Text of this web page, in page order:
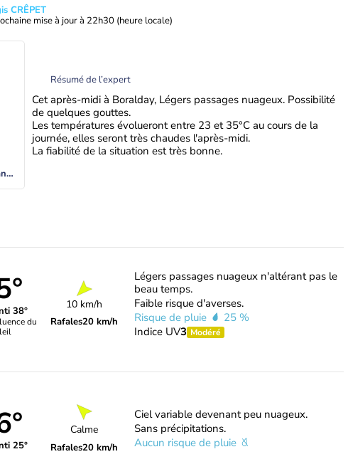
CRÊPET
mise à jour à 22h30 (heure locale)
Actualités Météo à l'étranger
Résumé de l’expert
Cet après-midi à Boralday, Légers passages nuageux. Possibilité
de quelques gouttes.
Les températures évolueront entre 23 et 35°C au cours de la
journée, elles seront très chaudes l'après-midi.
La fiabilité de la situation est très bonne.
38°
du
10 km/h
Rafales20 km/h
Légers passages nuageux n'altérant pas le
beau temps.
Faible risque d'averses.
Risque de pluie
25 %
Indice UV3 Modéré
25°
Calme
Rafales20 km/h
Ciel variable devenant peu nuageux.
Sans précipitations.
Aucun risque de pluie